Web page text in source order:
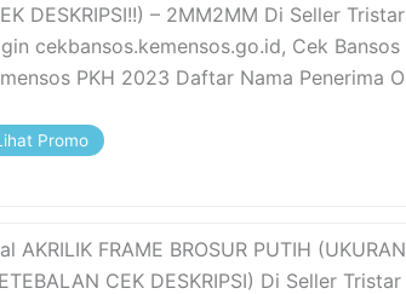
DESKRIPSI!!) – 2MM2MM Di Seller
cekbansos.kemensos.go.id, Cek Bansos
PKH 2023 Daftar Nama Penerima
Promo
AKRILIK FRAME BROSUR PUTIH
CEK DESKRIPSI) Di Seller Tristar